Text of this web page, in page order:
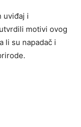
uviđaj i
motivi ovog
li su napadač i